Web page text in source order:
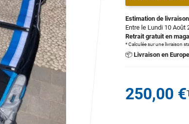
Estimation de
Entre le Lundi 10 Août
Retrait gratuit en
* Calculée sur une livraison
📦 Livraison en
250,00 €